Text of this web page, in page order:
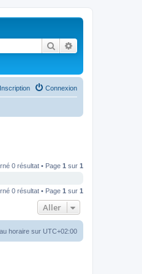
Rechercher
Connexion
Inscription
0 résultat • Page 1 sur 1
0 résultat • Page 1 sur 1
Aller
horaire sur UTC+02:00